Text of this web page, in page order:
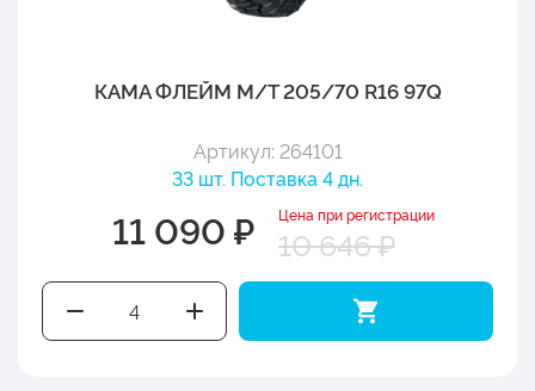
КАМА ФЛЕЙМ М/Т 205/70 R16 97Q
Артикул: 264101
33 шт. Поставка 4 дн.
11 090 ₽ Цена при регистрации
10 646 ₽